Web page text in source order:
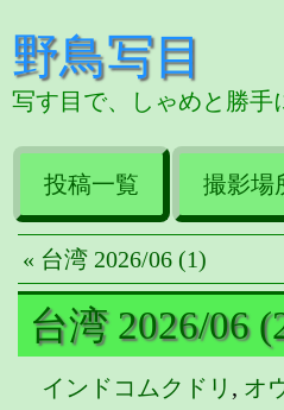
野鳥写目
写す目で、しゃめと勝手
投稿一覧 撮影場
« 台湾 2026/06 (1)
台湾 2026/06
インドコムクドリ , オ